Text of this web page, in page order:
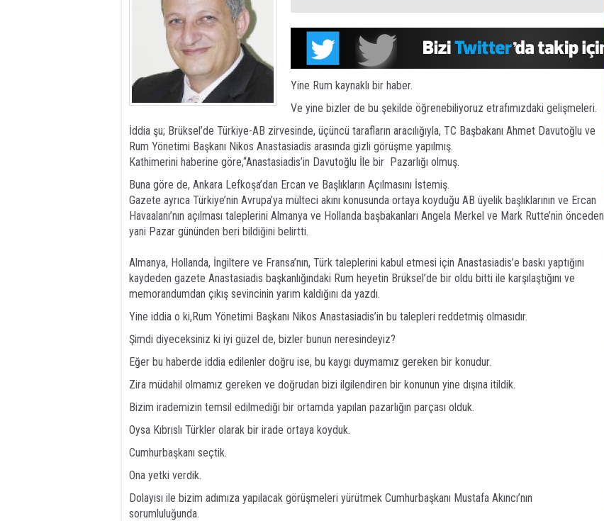
Yine Rum kaynaklı bir haber.
Ve yine bizler de bu şekilde öğrenebiliyoruz etrafımızdaki gelişmeleri.
İddia şu; Brüksel’de Türkiye-AB zirvesinde, üçüncü tarafların aracılığıyla, TC Başbakanı Ahmet Davutoğlu ve
Rum Yönetimi Başkanı Nikos Anastasiadis arasında gizli görüşme yapılmış.
Kathimerini haberine göre,“Anastasiadis’in Davutoğlu İle bir Pazarlığı olmuş.
Buna göre de, Ankara Lefkoşa’dan Ercan ve Başlıkların Açılmasını İstemiş.
Gazete ayrıca Türkiye’nin Avrupa’ya mülteci akını konusunda ortaya koyduğu AB üyelik başlıklarının ve Ercan
Havaalanı’nın açılması taleplerini Almanya ve Hollanda başbakanları Angela Merkel ve Mark Rutte’nin önceden
yani Pazar gününden beri bildiğini belirtti.
Almanya, Hollanda, İngiltere ve Fransa’nın, Türk taleplerini kabul etmesi için Anastasiadis’e baskı yaptığını
kaydeden gazete Anastasiadis başkanlığındaki Rum heyetin Brüksel’de bir oldu bitti ile karşılaştığını ve
memorandumdan çıkış sevincinin yarım kaldığını da yazdı.
Yine iddia o ki,Rum Yönetimi Başkanı Nikos Anastasiadis’in bu talepleri reddetmiş olmasıdır.
Şimdi diyeceksiniz ki iyi güzel de, bizler bunun neresindeyiz?
Eğer bu haberde iddia edilenler doğru ise, bu kaygı duymamız gereken bir konudur.
Zira müdahil olmamız gereken ve doğrudan bizi ilgilendiren bir konunun yine dışına itildik.
Bizim irademizin temsil edilmediği bir ortamda yapılan pazarlığın parçası olduk.
Oysa Kıbrıslı Türkler olarak bir irade ortaya koyduk.
Cumhurbaşkanı seçtik.
Ona yetki verdik.
Dolayısı ile bizim adımıza yapılacak görüşmeleri yürütmek Cumhurbaşkanı Mustafa Akıncı’nın
sorumluluğunda.